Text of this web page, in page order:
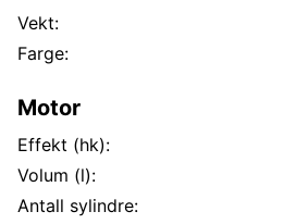
Vekt:
Farge:
Motor
Effekt (hk):
Volum (l):
Antall sylindre: